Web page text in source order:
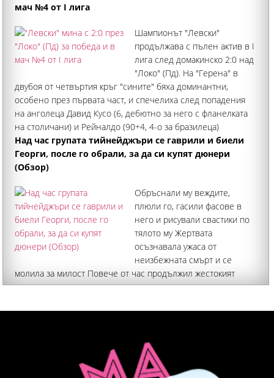
мач №4 от I лига
Шампионът "Левски"
продължава с пълен актив в I
лига след домакинско 2:0 над
"Локо" (Пд). На "Герена" в
двубоя от четвъртия кръг "сините" бяха доминантни,
особено през първата част, и спечелиха след попадения
на анголеца Давид Кусо (6, дебютно за него с фланелката
на столичани) и Рейналдо (90+4, 4-о за бразилеца)
Над час групата тийнейджъри се гаврили и биели
Георги, после го обрали, за да си купят дюнери
(Обзор)
Обръснали му веждите,
плюли го, гасили фасове в
него и рисували свастики по
тялото му Жертвата
осъзнавала ужаса от
неизбежната смърт и се
молила за милост Повече от час продължил жестокият
побой, придружен с изключителни гаври, над 37-годишния
наранявания в Пловдив